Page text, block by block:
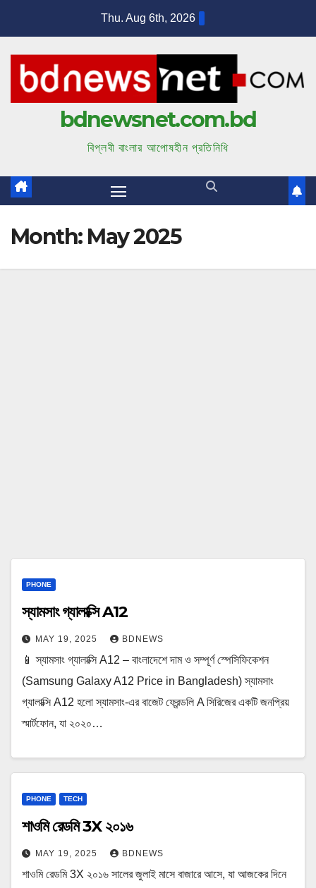
n
Thu. Aug 6th, 2026
bdnewsnet.com.bd
বিপ্লবী বাংলার আপোষহীন প্রতিনিধি
Month: May 2025
PHONE
স্যামসাং গ্যালাক্সি A12
MAY 19, 2025 BDNEWS
📱 স্যামসাং গ্যালাক্সি A12 – বাংলাদেশে দাম ও সম্পূর্ণ স্পেসিফিকেশন
(Samsung Galaxy A12 Price in Bangladesh) স্যামসাং
গ্যালাক্সি A12 হলো স্যামসাং-এর বাজেট ফ্রেন্ডলি A সিরিজের একটি জনপ্রিয়
স্মার্টফোন, যা ২০২০…
PHONE TECH
শাওমি রেডমি 3X ২০১৬
MAY 19, 2025 BDNEWS
শাওমি রেডমি 3X ২০১৬ সালের জুলাই মাসে বাজারে আসে, যা আজকের দিনে